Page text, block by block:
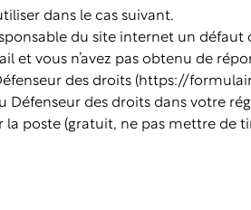
dans le cas suivant.
du site internet un
et vous n’avez pas obtenu de
des droits ( https://
Défenseur des droits dans votre
la poste (gratuit, ne pas mettre de